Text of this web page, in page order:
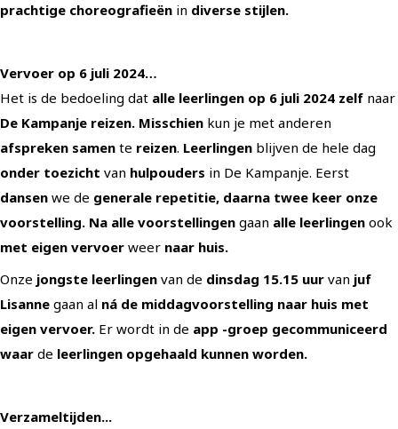
prachtige choreografieën in diverse stijlen.
Vervoer op 6 juli 2024…
Het is de bedoeling dat alle leerlingen op 6 juli 2024 zelf naar
De Kampanje reizen. Misschien kun je met anderen
afspreken samen te reizen. Leerlingen blijven de hele dag
onder toezicht van hulpouders in De Kampanje. Eerst
dansen we de generale repetitie, daarna twee keer onze
voorstelling. Na alle voorstellingen gaan alle leerlingen ook
met eigen vervoer weer naar huis.
Onze jongste leerlingen van de dinsdag 15.15 uur van juf
Lisanne gaan al ná de middagvoorstelling naar huis met
eigen vervoer. Er wordt in de app -groep gecommuniceerd
waar de leerlingen opgehaald kunnen worden.
Verzameltijden...